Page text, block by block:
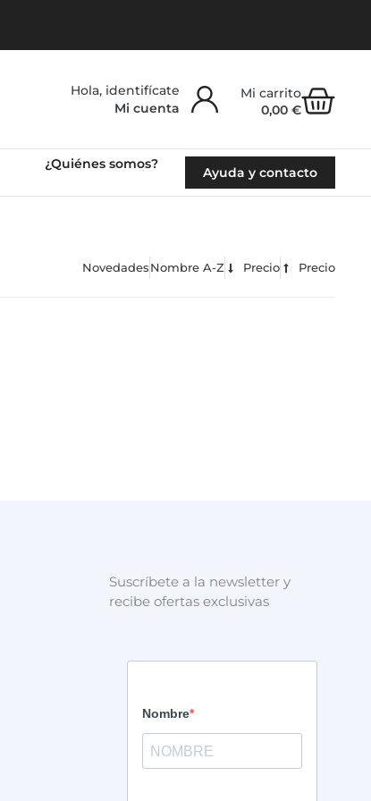
Mi cuenta 0,00 €
¿Quiénes somos?
Ayuda y contacto
Novedades Nombre A-Z Precio Precio
Suscríbete a la newsletter y
recibe ofertas exclusivas